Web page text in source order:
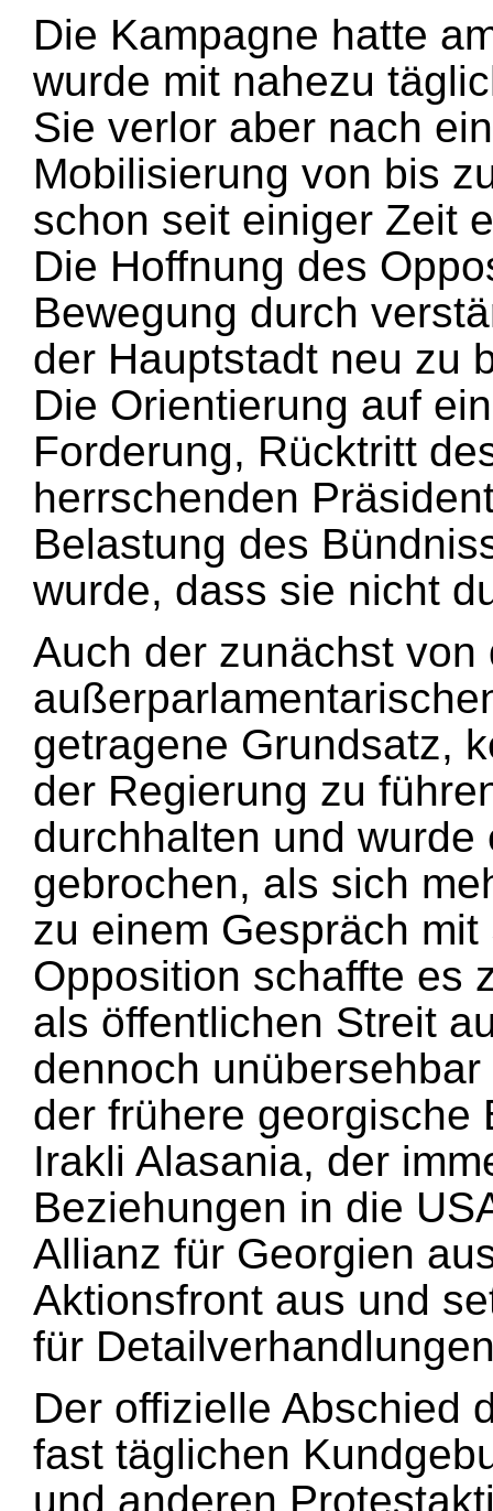
Die Kampagne hatte
wurde mit nahezu
Sie verlor aber nach
Mobilisierung von bis
schon seit einiger Zeit
Die Hoffnung des
Bewegung durch
der Hauptstadt neu zu
Die Orientierung auf
Forderung, Rücktritt
herrschenden
Belastung des
wurde, dass sie nicht
Auch der zunächst von
getragene Grundsatz,
der Regierung zu
durchhalten und
gebrochen, als sich
zu einem Gespräch
Opposition schaffte es
als öffentlichen Streit
dennoch
der frühere georgische
Irakli Alasania, der
Beziehungen in die
Allianz für Georgien
Aktionsfront aus und
für
Der offizielle Abschied
fast täglichen
und anderen